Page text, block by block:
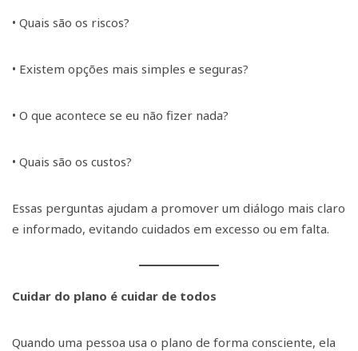
• Quais são os riscos?
• Existem opções mais simples e seguras?
• O que acontece se eu não fizer nada?
• Quais são os custos?
Essas perguntas ajudam a promover um diálogo mais claro
e informado, evitando cuidados em excesso ou em falta.
Cuidar do plano é cuidar de todos
Quando uma pessoa usa o plano de forma consciente, ela